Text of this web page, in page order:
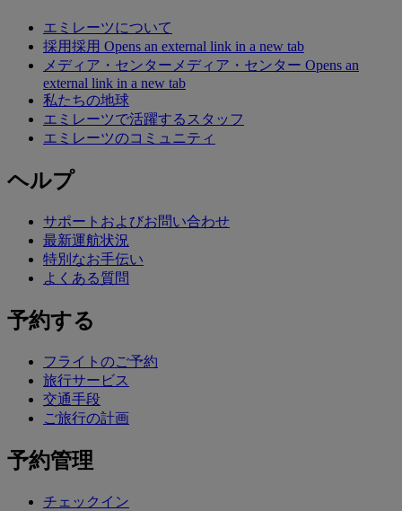
エミレーツについて
採用採用 Opens an external link in a new tab
メディア・センター メディア・センター Opens an
external link in a new tab
私たちの地球
エミレーツで活躍するスタッフ
エミレーツのコミュニティ
ヘルプ
サポートおよびお問い合わせ
最新運航状況
特別なお手伝い
よくある質問
予約する
フライトのご予約
旅行サービス
交通手段
ご旅行の計画
予約管理
チェックイン